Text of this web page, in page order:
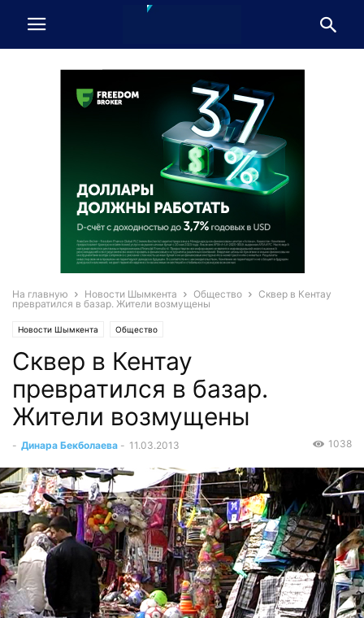
На главную Новости Шымкента Общество
Сквер в Кентау
превратился в базар. Жители возмущены
Новости Шымкента Общество
Сквер в Кентау
превратился в базар.
Жители возмущены
- Динара Бекболаева - 11.03.2013 1038